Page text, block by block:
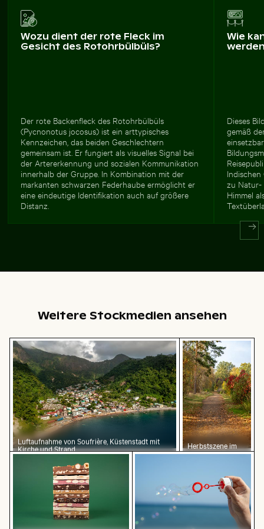
Wozu dient der rote Fleck im
Gesicht des Rotohrbülbüls?
Der rote Backenfleck des Rotohrbülbüls
(Pycnonotus jocosus) ist ein arttypisches
Kennzeichen, das beiden Geschlechtern
gemeinsam ist. Er fungiert als visuelles Signal bei
der Artererkennung und sozialen Kommunikation
innerhalb der Gruppe. In Kombination mit der
markanten schwarzen Federhaube ermöglicht er
eine eindeutige Identifikation auch auf größere
Distanz.
Wie
Dieses
gemäß
zu Natur-
Himmel
Weitere Stockmedien ansehen
Luftaufnahme von Soufrière, Küstenstadt mit Kirche
Luftaufnahme von Soufrière, Küstenstadt mit
Kirche und Strand
Herbstszene im
Herbstszene im
Grunewald, Berlin
Stapel von verschiedenen Schokoladentafeln mit
Hand pustet Seifenblasen